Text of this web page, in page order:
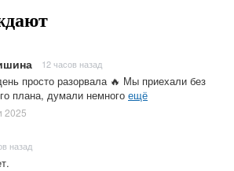
12 часов назад
просто разорвала 🔥 Мы приехали без
плана, думали немного ещё
2025
назад